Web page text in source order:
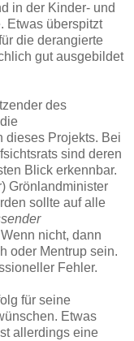
in der Kinder- und
Etwas überspitzt
die derangierte
gut ausgebildet
des
dieses Projekts. Bei
sind deren
Blick erkennbar.
Grönlandminister
sollte auf alle
nicht, dann
oder Mentrup sein.
Fehler.
für seine
Etwas
allerdings eine